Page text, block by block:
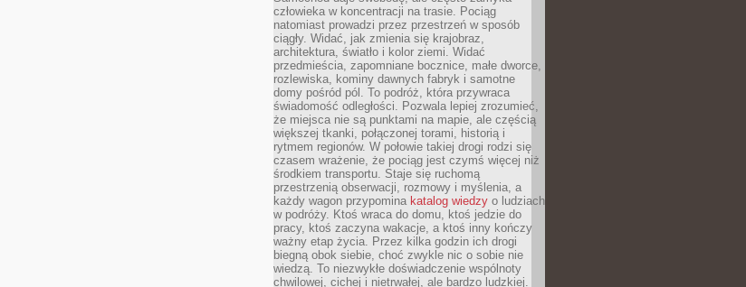
człowieka w koncentracji na trasie. Pociąg
natomiast prowadzi przez przestrzeń w sposób
ciągły. Widać, jak zmienia się krajobraz,
architektura, światło i kolor ziemi. Widać
przedmieścia, zapomniane bocznice, małe dworce,
rozlewiska, kominy dawnych fabryk i samotne
domy pośród pól. To podróż, która przywraca
świadomość odległości. Pozwala lepiej zrozumieć,
że miejsca nie są punktami na mapie, ale częścią
większej tkanki, połączonej torami, historią i
rytmem regionów. W połowie takiej drogi rodzi się
czasem wrażenie, że pociąg jest czymś więcej niż
środkiem transportu. Staje się ruchomą
przestrzenią obserwacji, rozmowy i myślenia, a
każdy wagon przypomina katalog wiedzy o ludziach
w podróży. Ktoś wraca do domu, ktoś jedzie do
pracy, ktoś zaczyna wakacje, a ktoś inny kończy
ważny etap życia. Przez kilka godzin ich drogi
biegną obok siebie, choć zwykle nic o sobie nie
wiedzą. To niezwykłe doświadczenie wspólnoty
chwilowej, cichej i nietrwałej, ale bardzo ludzkiej.